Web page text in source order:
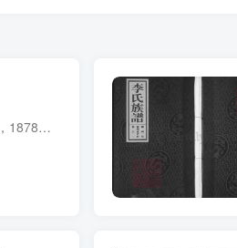
族谱简介 湖南安化李氏续修族谱，陇西堂，1878年（光绪4年）李云波纂修，7册。始祖德裕（字文饶），唐中后期居江西分宜平泉庄。始迁祖五世洪大（字元隆），后唐同光三年避兵乱自江西泰和徙湖南...